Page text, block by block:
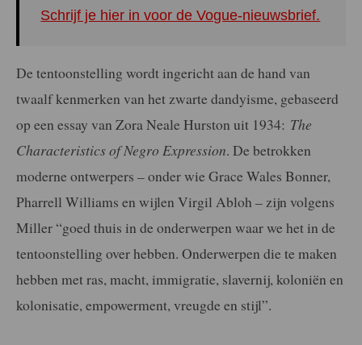
Schrijf je hier in voor de Vogue-nieuwsbrief.
De tentoonstelling wordt ingericht aan de hand van
twaalf kenmerken van het zwarte dandyisme, gebaseerd
op een essay van Zora Neale Hurston uit 1934: The
Characteristics of Negro Expression. De betrokken
moderne ontwerpers – onder wie Grace Wales Bonner,
Pharrell Williams en wijlen Virgil Abloh – zijn volgens
Miller “goed thuis in de onderwerpen waar we het in de
tentoonstelling over hebben. Onderwerpen die te maken
hebben met ras, macht, immigratie, slavernij, koloniën en
kolonisatie, empowerment, vreugde en stijl”.